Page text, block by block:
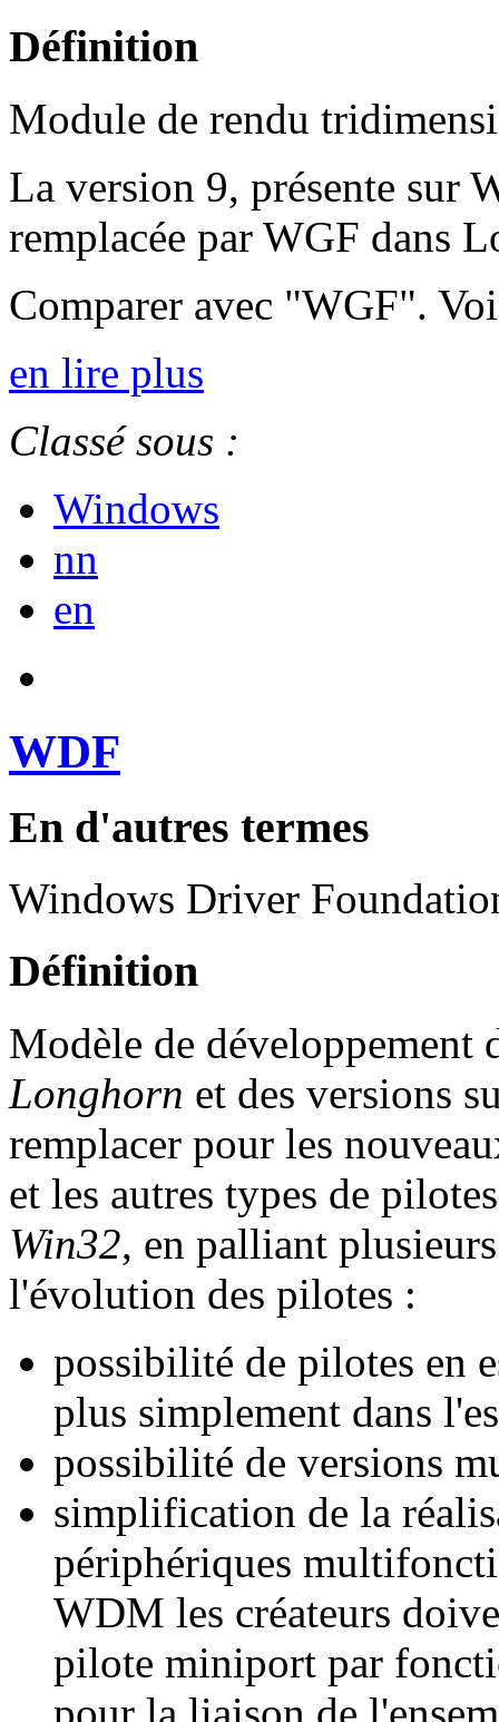
Définition
Module de rendu
La version 9, présente sur
remplacée par WGF dans
Comparer avec "WGF".
en lire plus
Classé sous :
Windows
nn
en
WDF
En d'autres termes
Windows Driver
Définition
Modèle de développement
Longhorn et des versions
remplacer pour les
et les autres types de
Win32, en palliant
l'évolution des pilotes :
possibilité de pilotes en
plus simplement dans
possibilité de versions
simplification de la
périphériques
WDM les créateurs
pilote miniport par
pour la liaison de